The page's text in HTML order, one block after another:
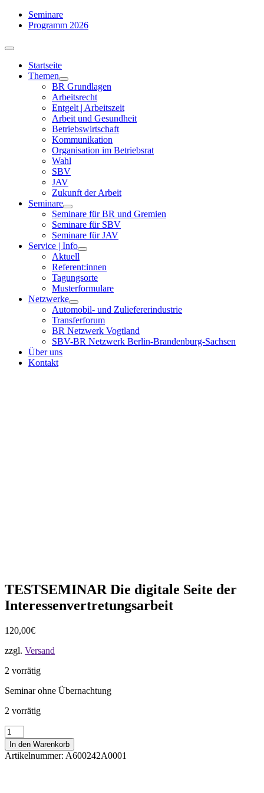
Zum
Inhalt
Seminare
Programm 2026
Toggle
NavigationStartseite
Themen
BR Grundlagen
Arbeits­recht
Entgelt | Arbeitszeit
Arbeit und Gesundheit
Betriebswirtschaft
Kommuni­kation
Organisation im Betriebsrat
Wahl
SBV
JAV
Zukunft der Arbeit
Seminare
Seminare für BR und Gremien
Seminare für SBV
Seminare für JAV
Service | Info
Aktuell
Referent:innen
Tagungsorte
Musterformulare
Netzwerke
Automobil- und Zuliefererindustrie
Transferforum
BR Netzwerk Vogtland
SBV-BR Netzwerk Berlin-Brandenburg-Sachsen
Über uns
Kontakt
TESTSEMINAR Die digitale Seite der
Interessenvertretungsarbeit
120,00€
zzgl. Versand
2 vorrätig
Seminar ohne Übernachtung
2 vorrätig
TESTSEMINAR
Die
digitale
Seite
In den Warenkorb
Artikelnummer: A600242A0001